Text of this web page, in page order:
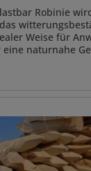
Robinie
Weise für
naturnahe